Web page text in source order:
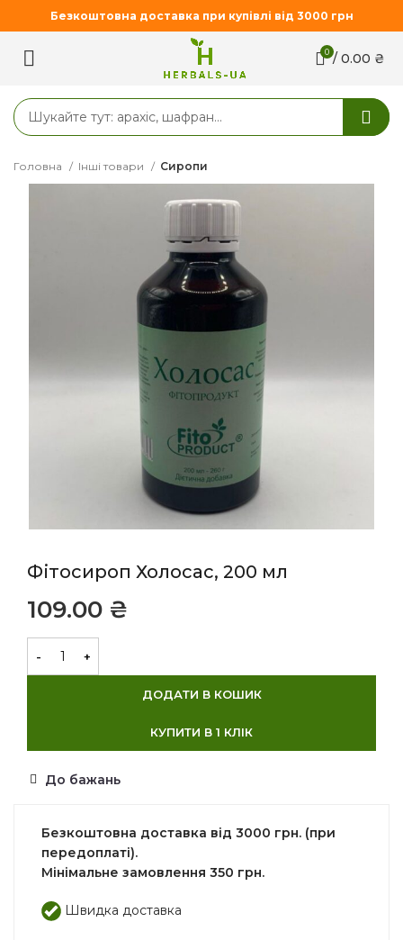
0 / 0.00 ₴
Головна Інші товари Сиропи
Фітосироп Холосас, 200 мл
₴
ДОДАТИ В КОШИК
КУПИТИ В 1 КЛІК
Безкоштовна доставка від 3000 грн. (при
передоплаті).
Мінімальне замовлення 350 грн.
Швидка доставка
До бажань
Безкоштовна доставка при купівлі від 3000 грн